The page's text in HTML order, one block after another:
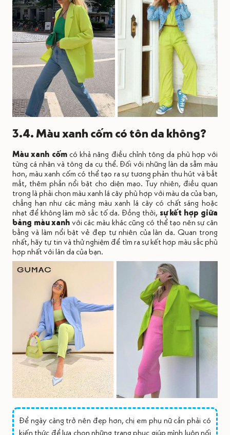
3.4. Màu xanh cốm có tôn da không?
Màu xanh cốm có khả năng điều chỉnh tông da phù hợp với
từng cá nhân và tông da cụ thể. Đối với những làn da sẫm màu
hơn, màu xanh cốm có thể tạo ra sự tương phản thu hút và bắt
mắt, thêm phần nổi bật cho diện mạo. Tuy nhiên, điều quan
trọng là phải chọn màu xanh lá cây phù hợp với màu da của bạn,
chẳng hạn như các mảng màu xanh lá cây có chất sáng hoặc
nhạt để không làm mờ sắc tố da. Đồng thời, sự kết hợp giữa
bảng màu xanh với các màu khác cũng có thể tạo nên sự cân
bằng và làm nổi bật vẻ đẹp tự nhiên của làn da. Quan trọng
nhất, hãy tự tin và thử nghiệm để tìm ra sự kết hợp màu sắc phù
hợp nhất với làn da của bạn.
Để ngày càng trở nên đẹp hơn, chị em phụ nữ cần phải có
kiến thức để lựa chọn những trang phục giúp mình luôn nối